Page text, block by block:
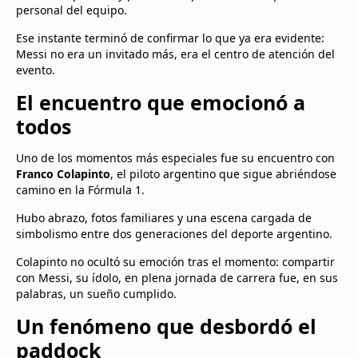
personal del equipo.
Ese instante terminó de confirmar lo que ya era evidente:
Messi no era un invitado más, era el centro de atención del
evento.
El encuentro que emocionó a
todos
Uno de los momentos más especiales fue su encuentro con
Franco Colapinto, el piloto argentino que sigue abriéndose
camino en la Fórmula 1.
Hubo abrazo, fotos familiares y una escena cargada de
simbolismo entre dos generaciones del deporte argentino.
Colapinto no ocultó su emoción tras el momento: compartir
con Messi, su ídolo, en plena jornada de carrera fue, en sus
palabras, un sueño cumplido.
Un fenómeno que desbordó el
paddock